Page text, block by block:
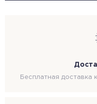
Бесплатная доставка